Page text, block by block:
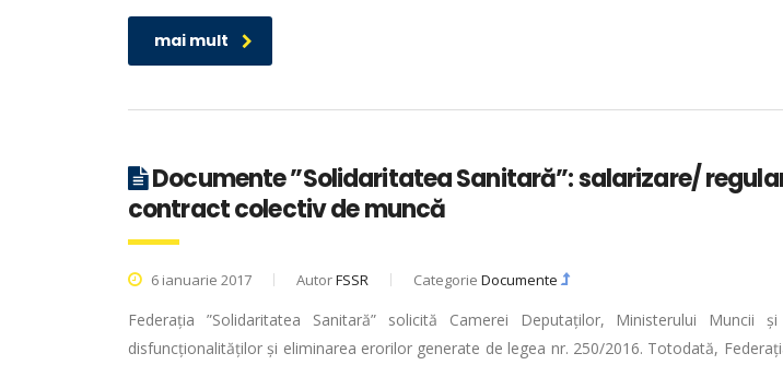
mai mult
Documente ”Solidaritatea Sanitară”: salarizare/
contract colectiv de muncă
6 ianuarie 2017 AutorFSSR Categorie Documente
Federația ”Solidaritatea Sanitară” solicită Camerei Deputaților, Ministerului Muncii
disfuncționalităților și eliminarea erorilor generate de legea nr. 250/2016. Totodată,